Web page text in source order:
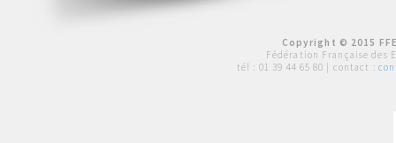
Copyright © 2015
Fédération Française des
tél : 01 39 44 65 80 | contact :